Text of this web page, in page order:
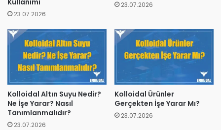
Kullanımı
23.07.2026
23.07.2026
Kolloidal Altın Suyu Nedir?
Ne İşe Yarar? Nasıl
Tanımlanmalıdır?
23.07.2026
Kolloidal Ürünler
Gerçekten İşe Yarar Mı?
23.07.2026